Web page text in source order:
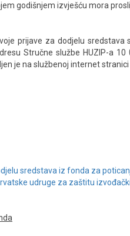
godišnjem izvješću mora
prijave za dodjelu sredstava
Stručne službe HUZIP-a
je na službenoj internet
sredstava iz fonda za
udruge za zaštitu